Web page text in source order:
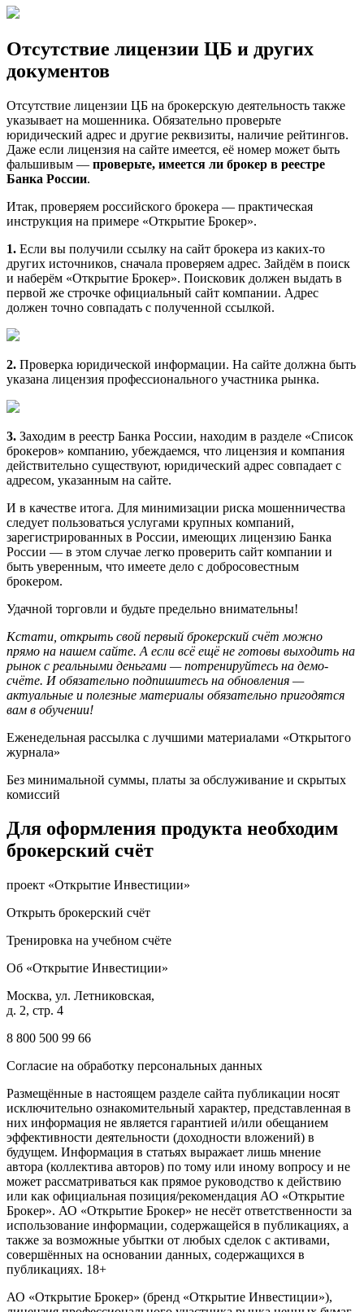
Отсутствие лицензии ЦБ и других
документов
Отсутствие лицензии ЦБ на брокерскую деятельность также
указывает на мошенника. Обязательно проверьте
юридический адрес и другие реквизиты, наличие рейтингов.
Даже если лицензия на сайте имеется, её номер может быть
фальшивым — проверьте, имеется ли брокер в реестре
Банка России.
Итак, проверяем российского брокера — практическая
инструкция на примере «Открытие Брокер».
1. Если вы получили ссылку на сайт брокера из каких-то
других источников, сначала проверяем адрес. Зайдём в поиск
и наберём «Открытие Брокер». Поисковик должен выдать в
первой же строчке официальный сайт компании. Адрес
должен точно совпадать с полученной ссылкой.
2. Проверка юридической информации. На сайте должна быть
указана лицензия профессионального участника рынка.
3. Заходим в реестр Банка России, находим в разделе «Список
брокеров» компанию, убеждаемся, что лицензия и компания
действительно существуют, юридический адрес совпадает с
адресом, указанным на сайте.
И в качестве итога. Для минимизации риска мошенничества
следует пользоваться услугами крупных компаний,
зарегистрированных в России, имеющих лицензию Банка
России — в этом случае легко проверить сайт компании и
быть уверенным, что имеете дело с добросовестным
брокером.
Удачной торговли и будьте предельно внимательны!
Кстати, открыть свой первый брокерский счёт можно
прямо на нашем сайте. А если всё ещё не готовы выходить на
рынок с реальными деньгами — потренируйтесь на демо-
счёте. И обязательно подпишитесь на обновления —
актуальные и полезные материалы обязательно пригодятся
вам в обучении!
Еженедельная рассылка с лучшими материалами «Открытого
журнала»
Без минимальной суммы, платы за обслуживание и скрытых
комиссий
Для оформления продукта необходим
брокерский счёт
проект «Открытие Инвестиции»
Открыть брокерский счёт
Тренировка на учебном счёте
Об «Открытие Инвестиции»
Москва, ул. Летниковская,
д. 2, стр. 4
8 800 500 99 66
Согласие на обработку персональных данных
Размещённые в настоящем разделе сайта публикации носят
исключительно ознакомительный характер, представленная в
них информация не является гарантией и/или обещанием
эффективности деятельности (доходности вложений) в
будущем. Информация в статьях выражает лишь мнение
автора (коллектива авторов) по тому или иному вопросу и не
может рассматриваться как прямое руководство к действию
или как официальная позиция/рекомендация АО «Открытие
Брокер». АО «Открытие Брокер» не несёт ответственности за
использование информации, содержащейся в публикациях, а
также за возможные убытки от любых сделок с активами,
совершённых на основании данных, содержащихся в
публикациях. 18+
АО «Открытие Брокер» (бренд «Открытие Инвестиции»),